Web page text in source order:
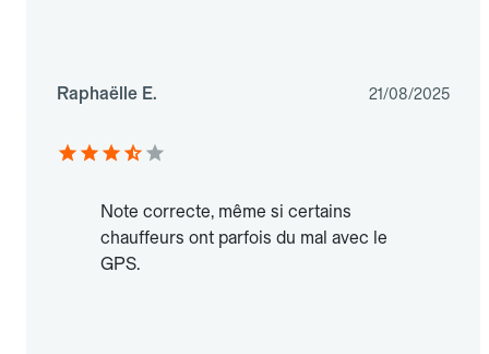
Raphaëlle E. 21/08/2025
Note correcte, même si certains
chauffeurs ont parfois du mal avec le
GPS.